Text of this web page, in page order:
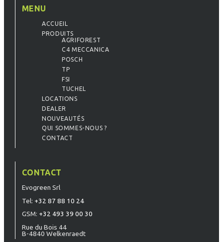
MENU
ACCUEIL
PRODUITS
AGRIFOREST
C4 MECCANICA
POSCH
TP
FSI
TUCHEL
LOCATIONS
DEALER
NOUVEAUTÉS
QUI SOMMES-NOUS ?
CONTACT
CONTACT
Evogreen Srl
Tel: +32 87 88 10 24
GSM: +32 493 39 00 30
Rue du Bois 44
B-4840 Welkenraedt